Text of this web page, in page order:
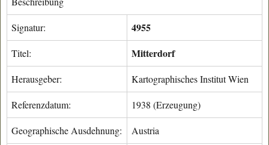
Signatur: 4955
Titel: Mitterdorf
Herausgeber: Kartographisches Institut Wien
Referenzdatum: 1938 (Erzeugung)
Geographische Ausdehnung: Austria